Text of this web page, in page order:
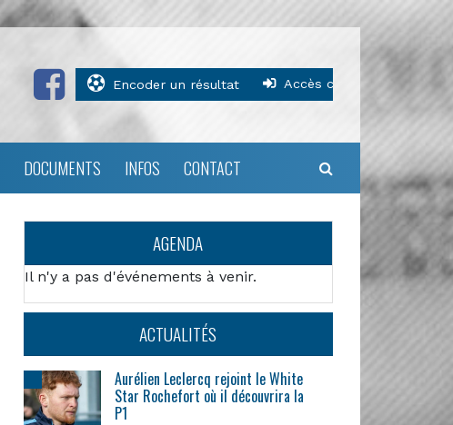
Encoder un résultat Accès clubs
DOCUMENTS INFOS CONTACT
AGENDA
Il n'y a pas d'événements à venir.
ACTUALITÉS
Aurélien Leclercq rejoint le White
Star Rochefort où il découvrira la
P1